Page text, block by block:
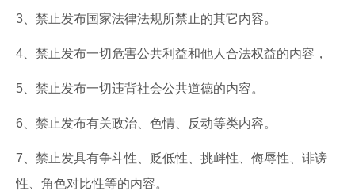
3、禁止发布国家法律法规所禁止的其它内容。
4、禁止发布一切危害公共利益和他人合法权益的内容，
5、禁止发布一切违背社会公共道德的内容。
6、禁止发布有关政治、色情、反动等类内容。
7、禁止发具有争斗性、贬低性、挑衅性、侮辱性、诽谤
性、角色对比性等的内容。